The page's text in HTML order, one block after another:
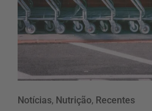
Notícias, Nutrição, Recentes